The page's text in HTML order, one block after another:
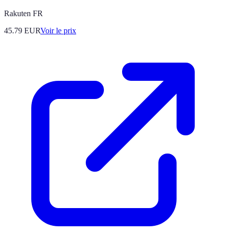
Rakuten FR
45.79 EURVoir le prix